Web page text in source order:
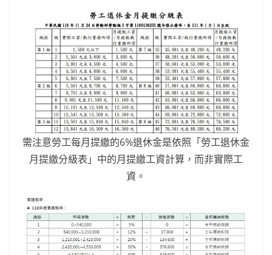
需注意勞工每月提繳的6%退休金是依照「勞工退休金
月提繳分級表」中的月提繳工資計算，而非實際工
資。